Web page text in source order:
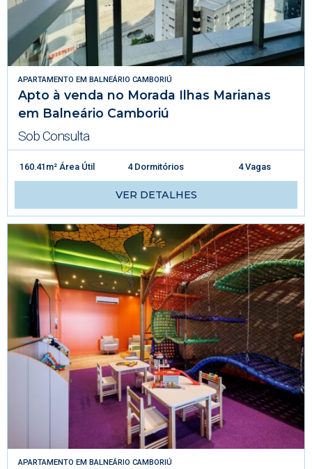
APARTAMENTO EM BALNEÁRIO CAMBORIÚ
Apto à venda no Morada Ilhas Marianas
em Balneário Camboriú
Sob Consulta
160.41m² Área Útil 4 Dormitórios 4 Vagas
VER DETALHES
APARTAMENTO EM BALNEÁRIO CAMBORIÚ